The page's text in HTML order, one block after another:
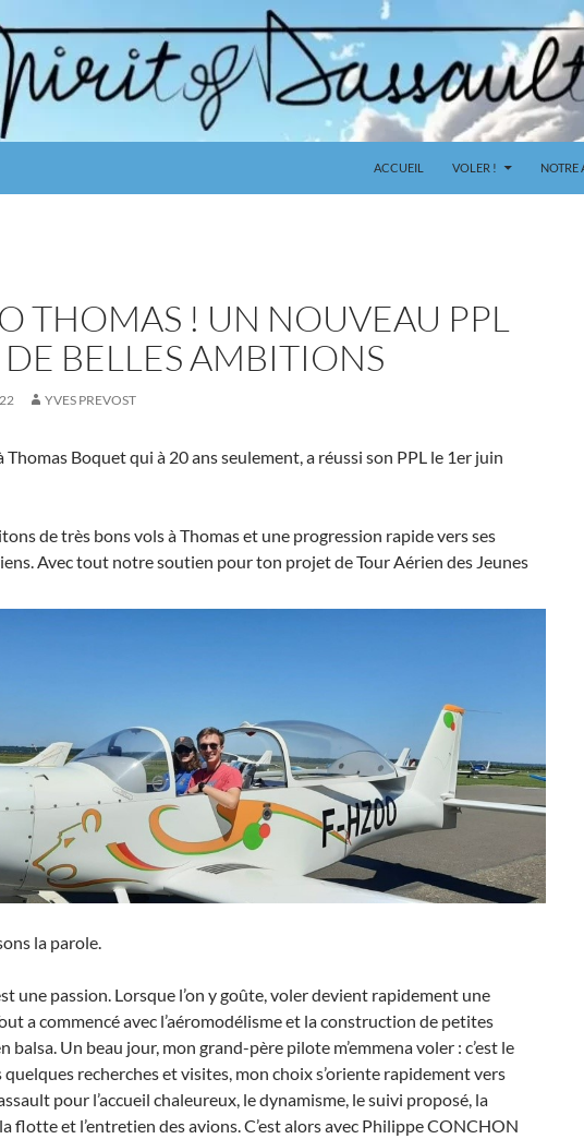
ACCUEIL VOLER ! NOTRE
THOMAS ! UN NOUVEAU PPL
BELLES AMBITIONS
YVES PREVOST
Thomas Boquet qui à 20 ans seulement, a réussi son PPL le 1er juin
de très bons vols à Thomas et une progression rapide vers ses
Avec tout notre soutien pour ton projet de Tour Aérien des Jeunes
la parole.
une passion. Lorsque l’on y goûte, voler devient rapidement une
a commencé avec l’aéromodélisme et la construction de petites
balsa. Un beau jour, mon grand-père pilote m’emmena voler : c’est le
quelques recherches et visites, mon choix s’oriente rapidement vers
pour l’accueil chaleureux, le dynamisme, le suivi proposé, la
flotte et l’entretien des avions. C’est alors avec Philippe CONCHON